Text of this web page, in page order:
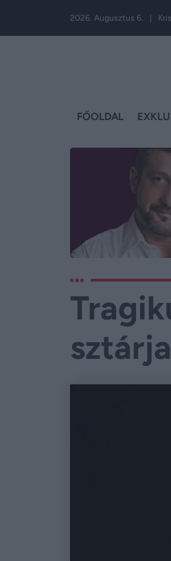
2026. Augusztus 6. |
FŐOLDAL
sztárja